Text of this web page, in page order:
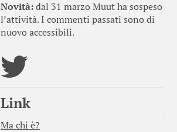
Novità:dal 31 marzo Muut ha sospeso
l’attività. I commenti passati sono di
nuovo accessibili.
Link
Ma chi è?